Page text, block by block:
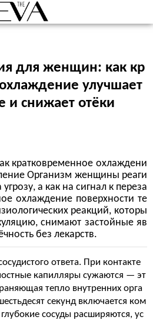
для женщин: как кр
улучшает
и снижает отёки
кратковременное охлаждени
Организм женщины реаги
а как на сигнал к переза
охлаждение поверхности те
реакций, которы
снимают застойные яв
без лекарств.
ответа. При контакте
капилляры сужаются — эт
тепло внутренних орга
секунд включается ком
сосуды расширяются, ус